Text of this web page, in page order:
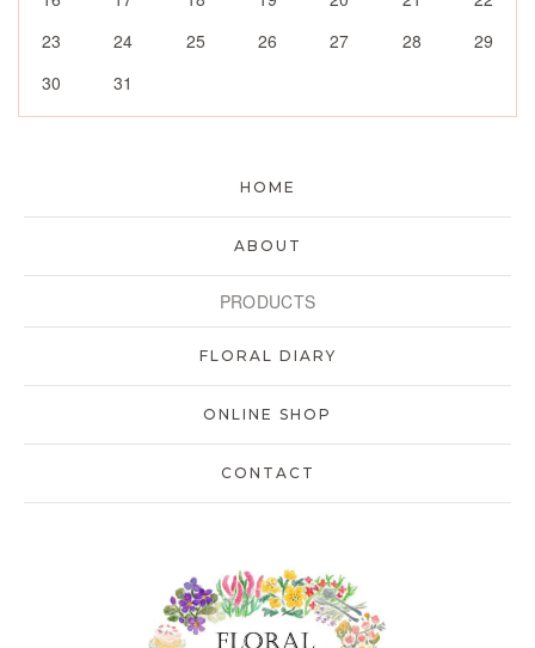
23
24 25 26 27 28
29
30
31
HOME
ABOUT
PRODUCTS
FLORAL DIARY
ONLINE SHOP
CONTACT